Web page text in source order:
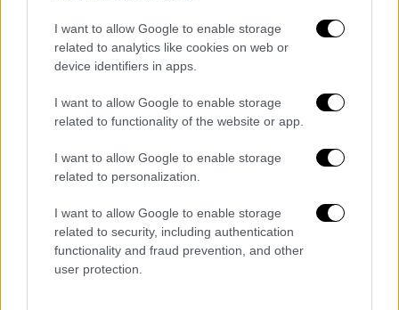
I want to allow Google to enable storage
related to analytics like cookies on web or
device identifiers in apps.
I want to allow Google to enable storage
related to functionality of the website or app.
I want to allow Google to enable storage
related to personalization.
I want to allow Google to enable storage
related to security, including authentication
functionality and fraud prevention, and other
user protection.
2025
Μετά το τέλος της αναμέτρησης ο Έλληνας
άσος δήλωσε: «Ήταν πολύ δύσκολο ματς,
δεν έχω ιδέα πόσες ώρες παίζαμε! Στις
κρίσιμες στιγμές το χειρίστηκα καλά.
Αξίζουν όλα τα εύσημα και στον Tάλον που
χάνεις ματς πόιντ και ξαφνικά να χάνεις το
σετ. Ήταν πολύ ανταγωνιστικό παιχνίδι και
παίξαμε και οι δυο ένα απίθανο επίπεδο